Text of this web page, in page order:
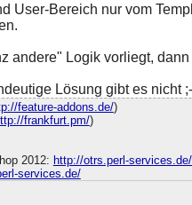
User-Bereich nur vom
andere" Logik vorliegt,
Lösung gibt es nicht
feature-addons.de/)
frankfurt.pm/)
2012: http://otrs.perl-
services.de/